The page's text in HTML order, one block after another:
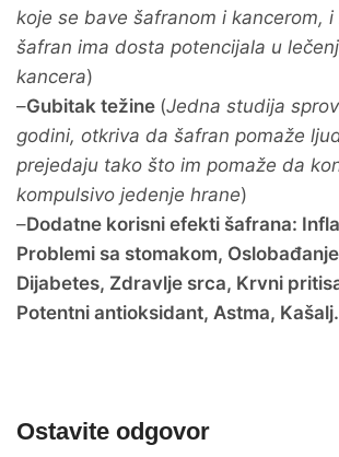
koje se bave šafranom i kancerom,
šafran ima dosta potencijala u
kancera)
–Gubitak težine (Jedna studija
godini, otkriva da šafran pomaže
prejedaju tako što im pomaže da
kompulsivo jedenje hrane)
–Dodatne korisni efekti šafrana:
Problemi sa stomakom,
Dijabetes, Zdravlje srca, Krvni
Potentni antioksidant, Astma, Kašalj.
Ostavite odgovor